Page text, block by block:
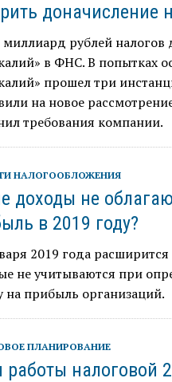
доначисление
рублей
в ФНС. В попытках
прошел три
на новое
требования компании.
НАЛОГООБЛОЖЕНИЯ
доходы не
в 2019 году?
2019 года
не учитываются при
на прибыль организаций.
ПЛАНИРОВАНИЕ
работы налоговой